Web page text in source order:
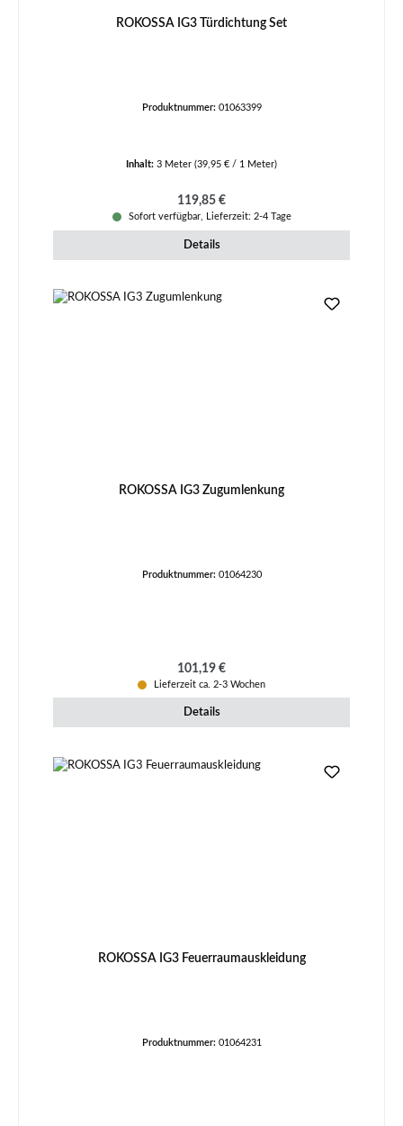
ROKOSSA IG3 Türdichtung Set
Produktnummer: 01063399
Inhalt: 3 Meter (39,95 € / 1 Meter)
Regulärer Preis:
119,85 €
Sofort verfügbar, Lieferzeit: 2-4 Tage
Details
ROKOSSA IG3 Zugumlenkung
Produktnummer: 01064230
Regulärer Preis:
101,19 €
Lieferzeit ca. 2-3 Wochen
Details
ROKOSSA IG3 Feuerraumauskleidung
Produktnummer: 01064231